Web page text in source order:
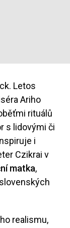
Letos
Ariho
rituálů
s lidovými či
i
Czikrai v
matka,
realismu,